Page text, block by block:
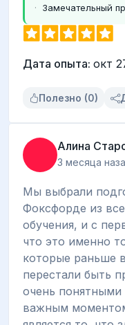
Замечательный
Дата опыта: окт
Полезно (0)
Алина
3 месяца
Мы выбрали
Фоксфорде из
обучения, и с
что это именно
которые раньше
перестали быть
очень
важным